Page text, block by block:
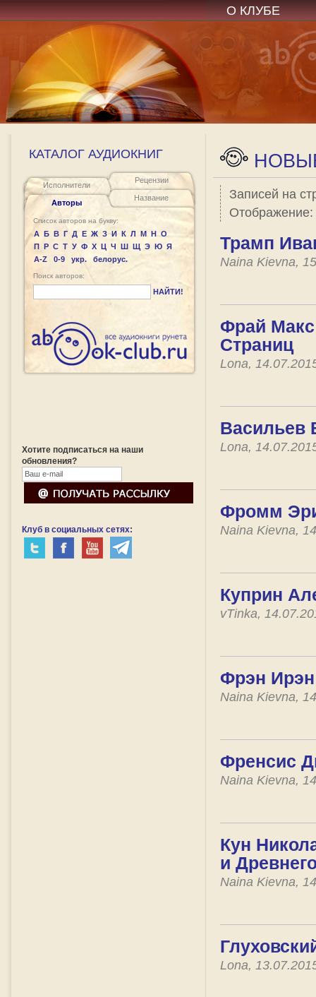
О КЛУБЕ
КАТАЛОГ АУДИОКНИГ
Исполнители
Авторы
Рецензии
Название
Список авторов на букву:
А Б В Г Д Е Ж З И К Л М Н О
П Р С Т У Ф Х Ц Ч Ш Щ Э Ю Я
A-Z
0-9 укр. белорус.
Поиск авторов:
НАЙТИ!
Хотите подписаться на наши
обновления?
Клуб в социальных сетях:
Записей на
Отображение:
Трамп
Naina Kievna,
Фрай
Страниц
Lona,
Васильев
Lona,
Фромм
Naina Kievna,
Куприн
vTinka,
Фрэн
Naina Kievna,
Френсис
Naina Kievna,
Кун
и
Naina Kievna,
Lona,